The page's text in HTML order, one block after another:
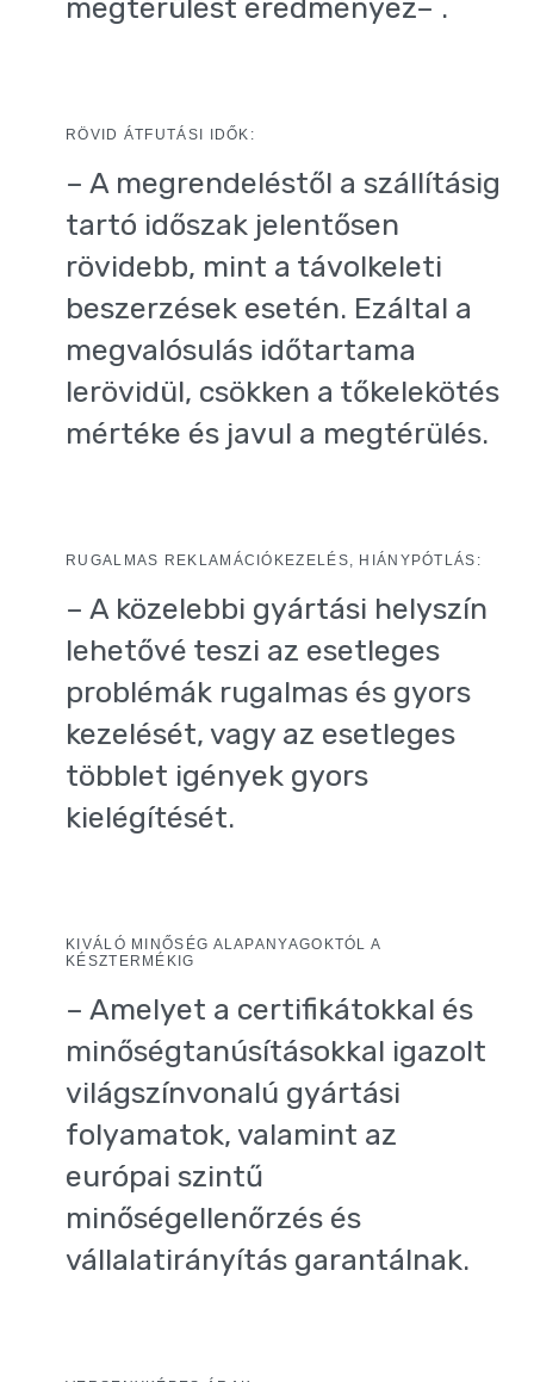
megtérülést eredményez– .
RÖVID ÁTFUTÁSI IDŐK:
– A megrendeléstől a szállításig
tartó időszak jelentősen
rövidebb, mint a távolkeleti
beszerzések esetén. Ezáltal a
megvalósulás időtartama
lerövidül, csökken a tőkelekötés
mértéke és javul a megtérülés.
RUGALMAS REKLAMÁCIÓKEZELÉS, HIÁNYPÓTLÁS:
– A közelebbi gyártási helyszín
lehetővé teszi az esetleges
problémák rugalmas és gyors
kezelését, vagy az esetleges
többlet igények gyors
kielégítését.
KIVÁLÓ MINŐSÉG ALAPANYAGOKTÓL A
KÉSZTERMÉKIG
– Amelyet a certifikátokkal és
minőségtanúsításokkal igazolt
világszínvonalú gyártási
folyamatok, valamint az
európai szintű
minőségellenőrzés és
vállalatirányítás garantálnak.